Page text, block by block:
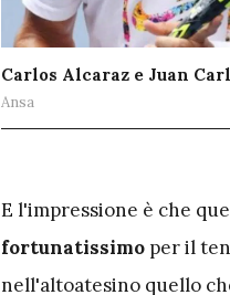
Carlos Alcaraz e Juan
Ansa
E l'impressione è che
fortunatissimo per il
nell'altoatesino quello